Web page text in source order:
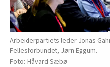
Arbeiderpartiets leder Jonas
Fellesforbundet, Jørn Eggum.
Håvard Sæbø